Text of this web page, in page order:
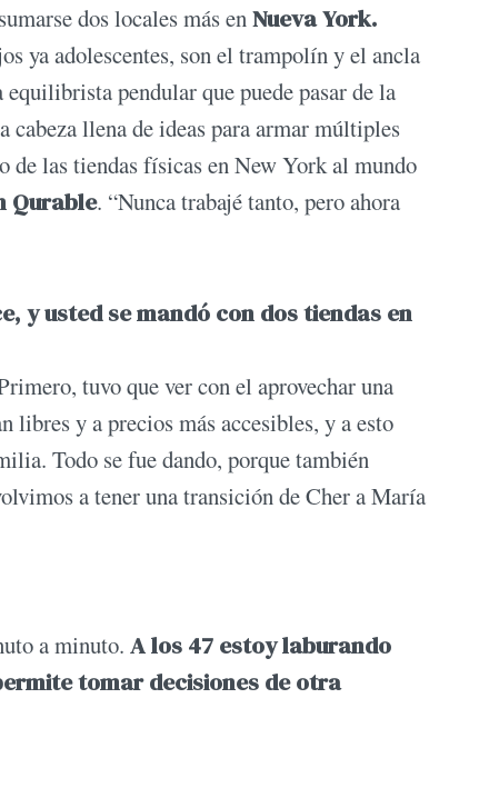
dos locales más enNueva York.
ya adolescentes, son el trampolín y el ancla
pendular que puede pasar de la
llena de ideas para armar múltiples
de las tiendas físicas en New York al mundo
Qurable. “Nunca trabajé tanto, pero ahora
y usted se mandó con dos tiendas en
tuvo que ver con el aprovechar una
libres y a precios más accesibles, y a esto
Todo se fue dando, porque también
a tener una transición de Cher a María
a minuto. A los 47 estoy laburando
tomar decisiones de otra